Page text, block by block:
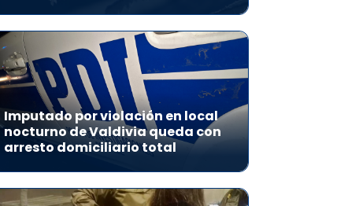
Imputado por violación en local
nocturno de Valdivia queda con
arresto domiciliario total